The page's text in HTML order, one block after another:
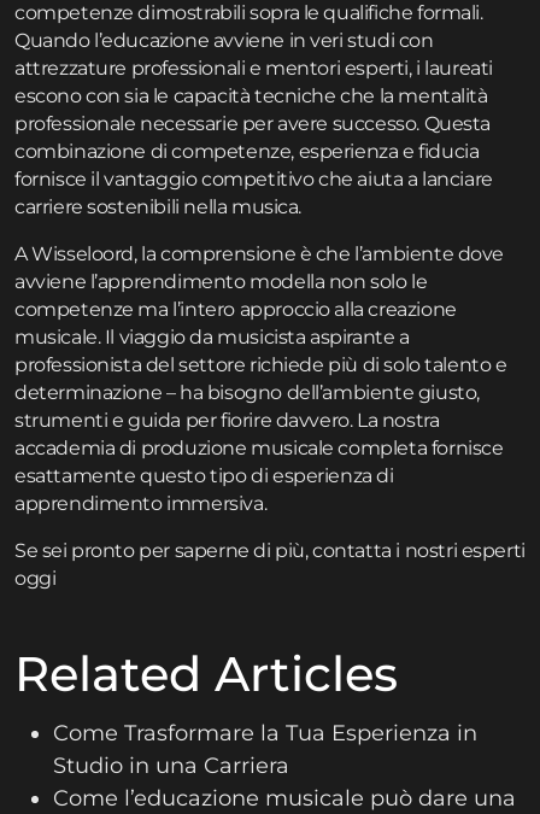
competenze dimostrabili sopra le qualifiche formali.
Quando l’educazione avviene in veri studi con
attrezzature professionali e mentori esperti, i laureati
escono con sia le capacità tecniche che la mentalità
professionale necessarie per avere successo. Questa
combinazione di competenze, esperienza e fiducia
fornisce il vantaggio competitivo che aiuta a lanciare
carriere sostenibili nella musica.
A Wisseloord, la comprensione è che l’ambiente dove
avviene l’apprendimento modella non solo le
competenze ma l’intero approccio alla creazione
musicale. Il viaggio da musicista aspirante a
professionista del settore richiede più di solo talento e
determinazione – ha bisogno dell’ambiente giusto,
strumenti e guida per fiorire davvero. La nostra
accademia di produzione musicale completa fornisce
esattamente questo tipo di esperienza di
apprendimento immersiva.
Se sei pronto per saperne di più,contatta i nostri esperti
oggi
Related Articles
Come Trasformare la Tua Esperienza in
Studio in una Carriera
Come l’educazione musicale può dare una